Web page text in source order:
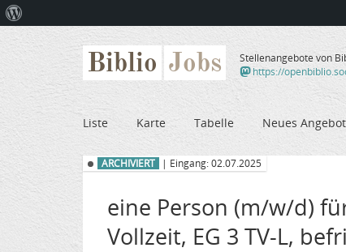
Biblio Jobs
Stellenangebote von
https://
Liste Karte Tabelle Neues
ARCHIVIERT | Eingang: 02.07.2025
eine Person (m/w/d)
Vollzeit, EG 3 TV-L,
WordPress